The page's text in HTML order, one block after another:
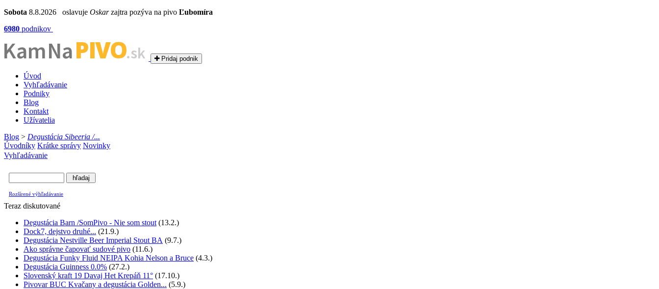
Sobota 8.8.2026 oslavuje Oskarzajtra pozýva na pivo Ľubomíra
6980 podnikov
Kam NaPIVO.sk Pridaj podnik
Úvod
Vyhľadávanie
Podniky
Blog
Kontakt
Užívatelia
Blog > Degustácia Sibeeria /...
Úvodníky Krátke správy Novinky
Vyhľadávanie
Rozšírené výhľadávanie
Teraz diskutované
Degustácia Barn /SomPivo - Nie som stout (13.2.)
Dock7, dejstvo druhé... (21.9.)
Degustácia Nestville Beer Imperial Stout BA (9.7.)
Ako správne čapovať sudové pivo (11.6.)
Degustácia Funky Fluid NEIPA Kohia Nelson a Bruce (4.3.)
Degustácia Guinness 0.0% (27.2.)
Slovenský kraft 19 Davaj Het Krepáň 11° (17.10.)
Pivovar BUC Kvačany a degustácia Golden... (5.9.)